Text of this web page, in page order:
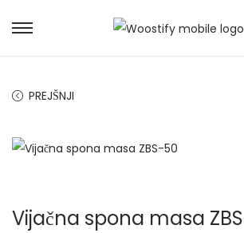
S
v
S
n
PREJŠNJI
Vijačna spona masa